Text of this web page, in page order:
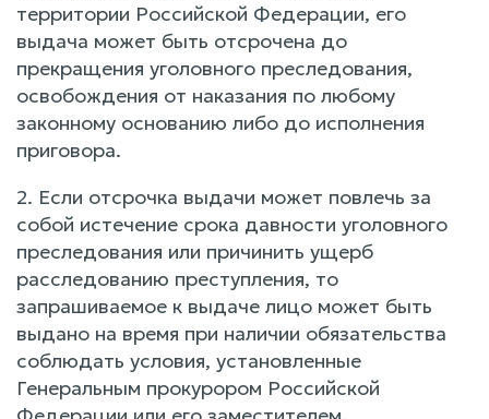
территории Российской Федерации, его
выдача может быть отсрочена до
прекращения уголовного преследования,
освобождения от наказания по любому
законному основанию либо до исполнения
приговора.
2. Если отсрочка выдачи может повлечь за
собой истечение срока давности уголовного
преследования или причинить ущерб
расследованию преступления, то
запрашиваемое к выдаче лицо может быть
выдано на время при наличии обязательства
соблюдать условия, установленные
Генеральным прокурором Российской